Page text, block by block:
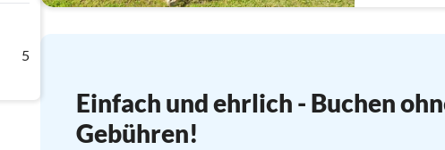
5
Einfach und ehrlich - Buchen
Gebühren!